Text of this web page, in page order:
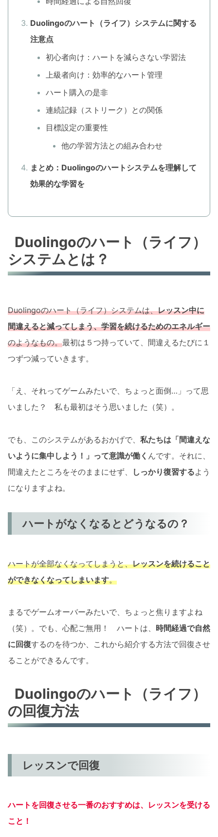
Duolingoのハート（ライフ）システムに関する
注意点
初心者向け：ハートを減らさない学習法
上級者向け：効率的なハート管理
ハート購入の是非
連続記録（ストリーク）との関係
目標設定の重要性
他の学習方法との組み合わせ
まとめ：Duolingoのハートシステムを理解して
効果的な学習を
Duolingoのハート（ライフ）
システムとは？
Duolingoのハート（ライフ）システムは、レッスン中に
間違えると減ってしまう、学習を続けるためのエネルギー
のようなもの。最初は５つ持っていて、間違えるたびに１
つずつ減っていきます。
「え、それってゲームみたいで、ちょっと面倒…」って思
いました？ 私も最初はそう思いました（笑）。
でも、このシステムがあるおかげで、 私たちは「間違えな
いように集中しよう！」って意識が働く んです。それに、
間違えたところをそのままにせず、
しっかり復習するよう
になりますよね。
ハートがなくなるとどうなるの？
ハートが全部なくなってしまうと、レッスンを続けること
ができなくなってしまいます。
まるでゲームオーバーみたいで、ちょっと焦りますよね
（笑）。でも、心配ご無用！ ハートは、 時間経過で自然
に回復するのを待つか、これから紹介する方法で回復させ
ることができるんです。
Duolingoのハート（ライフ）
の回復方法
レッスンで回復
ハートを回復させる一番のおすすめは、レッスンを受ける
こと ！